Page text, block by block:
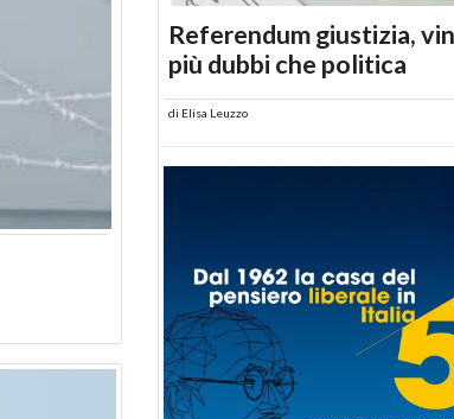
Referendum giustizia,
più dubbi che politica
di Elisa Leuzzo